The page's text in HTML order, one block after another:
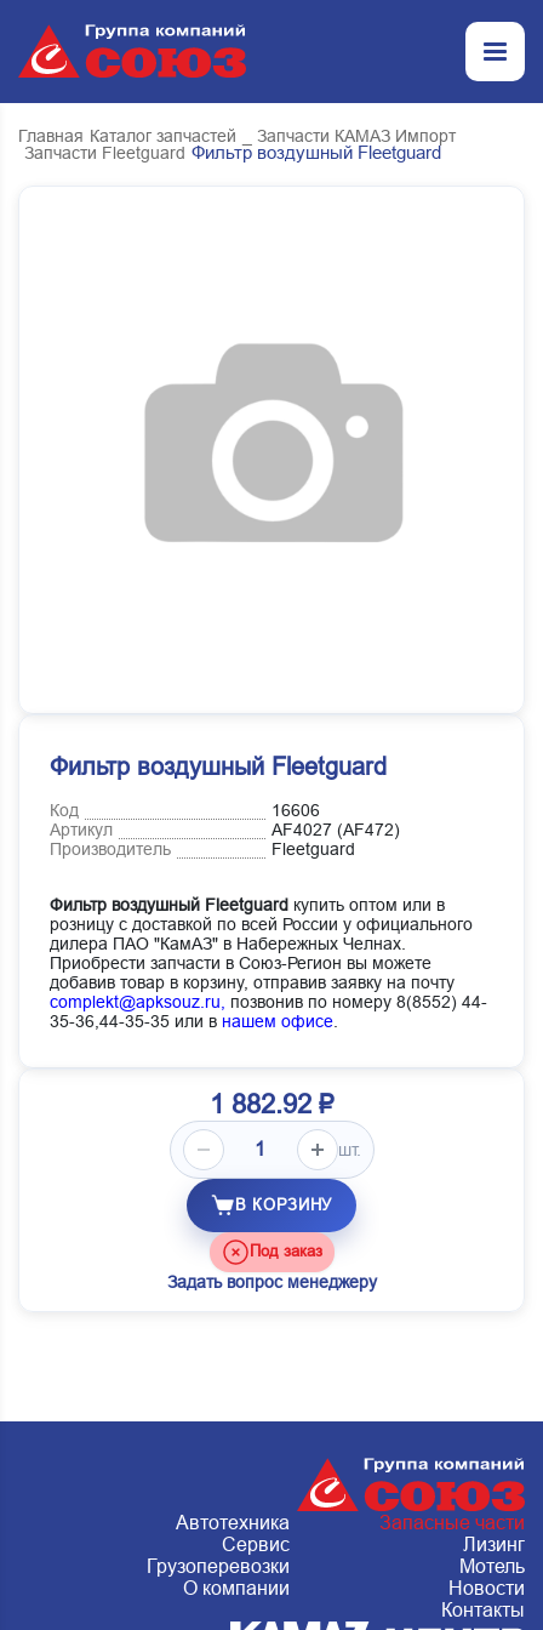
Главная Каталог запчастей
_ Запчасти КАМАЗ Импорт
Запчасти Fleetguard Фильтр воздушный Fleetguard
Фильтр воздушный Fleetguard
Код
16606
Артикул
AF4027 (AF472)
Производитель
Fleetguard
Фильтр воздушный Fleetguard купить оптом или в
розницу с доставкой по всей России у официального
дилера ПАО "КамАЗ" в Набережных Челнах.
Приобрести запчасти в Союз-Регион вы можете
добавив товар в корзину, отправив заявку на почту
complekt@apksouz.ru,
позвонив по номеру 8(8552) 44-
35-36,44-35-35 или в нашем офисе
1 882.92 ₽
шт.
В КОРЗИНУ
Под заказ
Задать вопрос менеджеру
Автотехника
Запасные части
Сервис
Лизинг
Грузоперевозки
Мотель
О компании
Новости
Контакты